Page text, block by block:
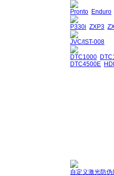
Pronto Enduro
P330i ZXP3
JVC/IST-008
DTC1000
DTC4500E
自定义激光防伪